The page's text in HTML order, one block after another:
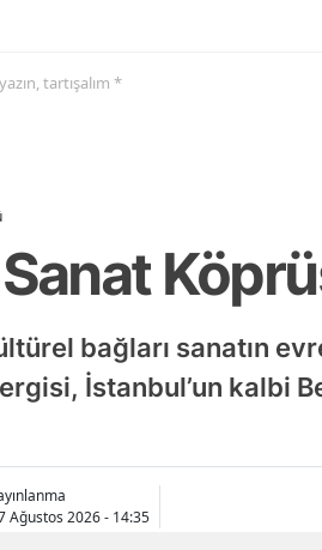
tartışalım *
bağları sanatın
İstanbul’un kalbi
Ağustos 2026 - 14:35